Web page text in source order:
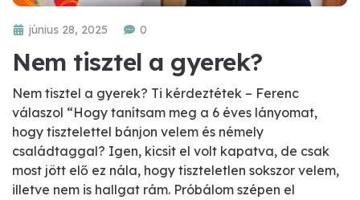
június 28, 2025 0
Nem tisztel a gyerek?
Nem tisztel a gyerek? Ti kérdeztétek – Ferenc
válaszol “Hogy tanítsam meg a 6 éves lányomat,
hogy tisztelettel bánjon velem és némely
családtaggal? Igen, kicsit el volt kapatva, de csak
most jött elő ez nála, hogy tiszteletlen sokszor velem,
illetve nem is hallgat rám. Próbálom szépen el